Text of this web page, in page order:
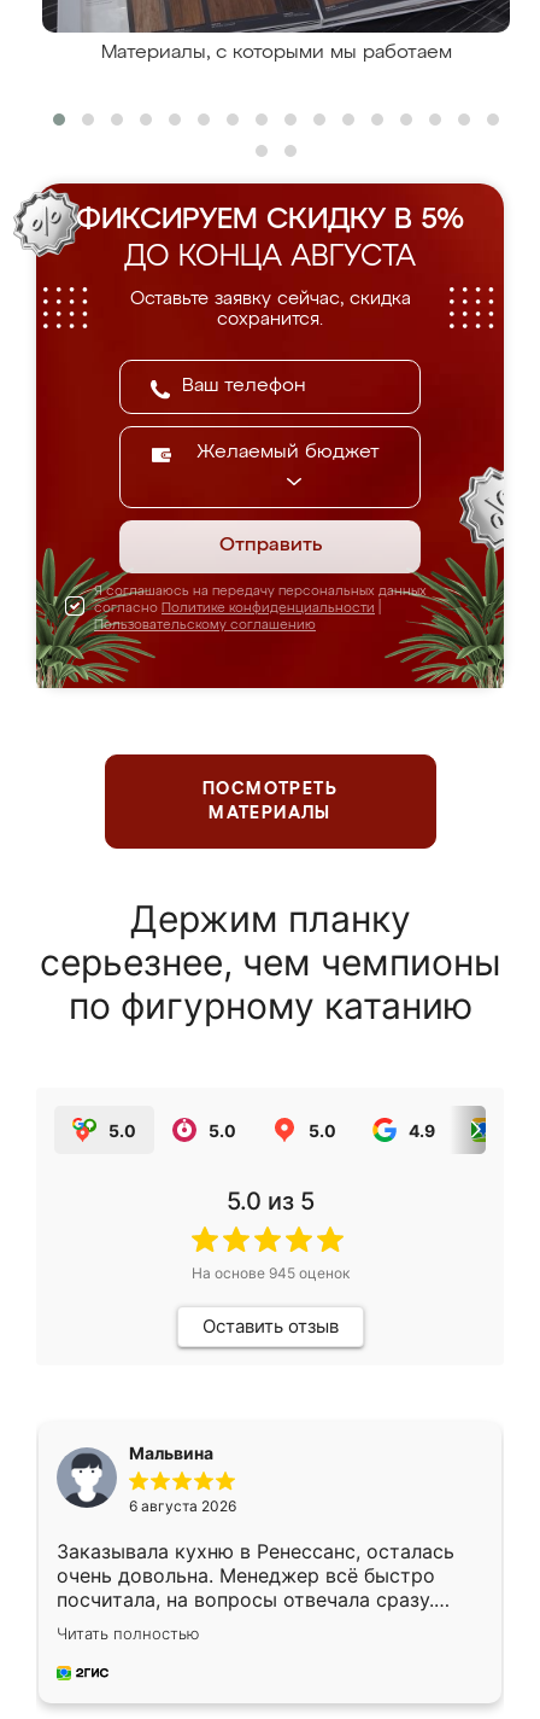
Материалы, с которыми мы работаем
ФИКСИРУЕМ СКИДКУ В 5%
ДО КОНЦА АВГУСТА
Оставьте заявку сейчас, скидка
сохранится.
Желаемый бюджет
Отправить
Я соглашаюсь на передачу персональных данных
согласно Политике конфиденциальности
Пользовательскому соглашению
ПОСМОТРЕТЬ
МАТЕРИАЛЫ
Держим планку
серьезнее, чем чемпионы
по фигурному катанию
5.0 5.0 5.0 4.9
5.0 из 5
На основе 945оценок
Оставить отзыв
Мальвина
6 августа 2026
Заказывала кухню в Ренессанс, осталась
очень довольна. Менеджер всё быстро
посчитала, на вопросы отвечала сразу.
Замерщик приехал в субботу, подошёл к
делу со всей ответственностью. Собрали
за день, ребята работали аккуратно, даже
Читать полностью